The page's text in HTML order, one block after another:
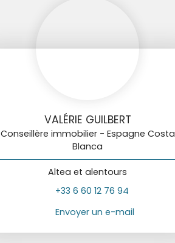
VALÉRIE GUILBERT
Conseillère immobilier - Espagne Costa
Blanca
Altea et alentours
+33 6 60 12 76 94
Envoyer un e-mail